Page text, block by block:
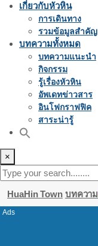
เกี่ยวกับหัวหิน
การเดินทาง
รวมข้อมูลสำคัญ
บทความทั้งหมด
บทความแนะนำ
กิจกรรม
รู้เรื่องหัวหิน
อัพเดทข่าวสาร
อินโฟกราฟฟิค
สาระน่ารู้
×
HuaHin Town บทความ